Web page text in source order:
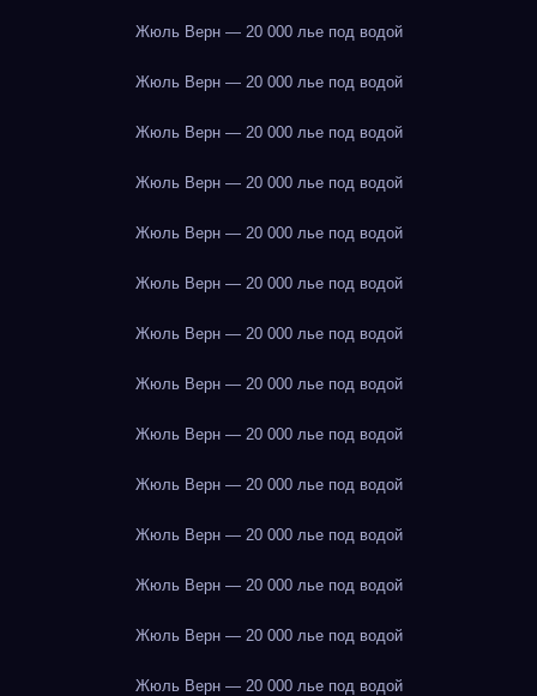
Жюль Верн — 20 000 лье под водой
Жюль Верн — 20 000 лье под водой
Жюль Верн — 20 000 лье под водой
Жюль Верн — 20 000 лье под водой
Жюль Верн — 20 000 лье под водой
Жюль Верн — 20 000 лье под водой
Жюль Верн — 20 000 лье под водой
Жюль Верн — 20 000 лье под водой
Жюль Верн — 20 000 лье под водой
Жюль Верн — 20 000 лье под водой
Жюль Верн — 20 000 лье под водой
Жюль Верн — 20 000 лье под водой
Жюль Верн — 20 000 лье под водой
Жюль Верн — 20 000 лье под водой